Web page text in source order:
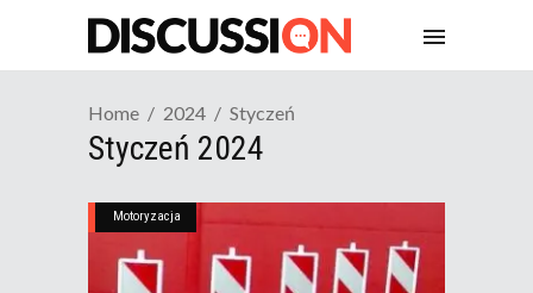
Home 2024 Styczeń
Styczeń 2024
Motoryzacja